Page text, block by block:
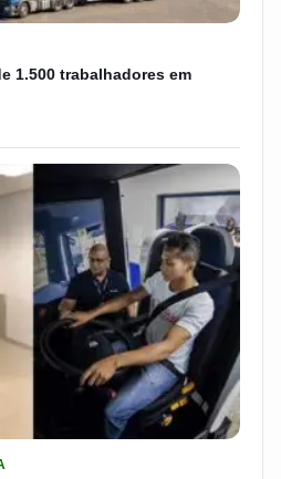
1.500 trabalhadores em